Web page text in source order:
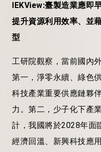
IEKView:臺製造業應即
提升資源利用效率、並
型
工研院觀察，當前國內
第一，淨零永續、綠色
科技產業重要供應鏈夥
力。第二，少子化下產
計，我國將於2028年面
經濟回溫、新興科技應